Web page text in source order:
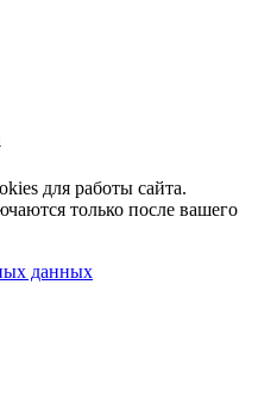
для работы сайта.
только после вашего
данных